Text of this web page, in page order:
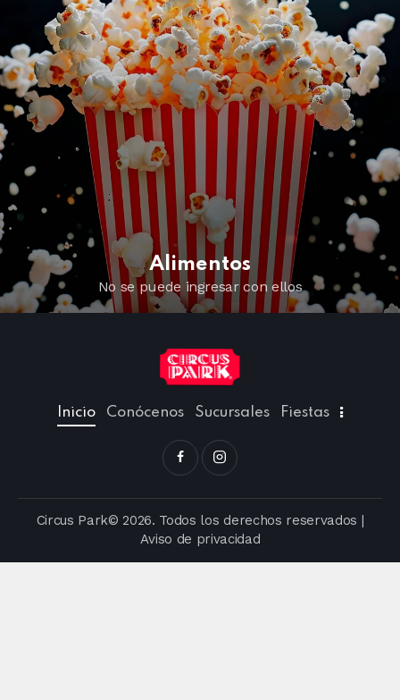
Alimentos
No se puede ingresar con ellos
Inicio Conócenos Sucursales Fiestas
Circus Park© 2026. Todos los derechos reservados |
Aviso de privacidad